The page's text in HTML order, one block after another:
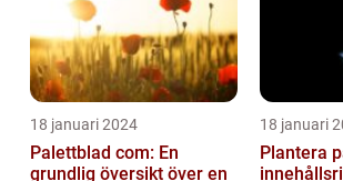
18 januari 2024
Palettblad com: En
grundlig översikt över en
18 januari
Plantera